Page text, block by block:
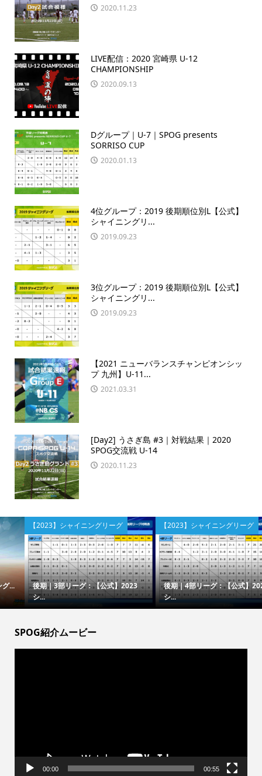
2020.11.23
LIVE配信：2020 宮崎県 U-12
CHAMPIONSHIP
2020.09.13
Dグループ｜U-7｜SPOG presents
SORRISO CUP
2020.01.13
4位グループ：2019 後期順位別L【公式】
シャイニングリ...
2019.09.23
3位グループ：2019 後期順位別L【公式】
シャイニングリ...
2019.09.23
【2021 ニューバランスチャンピオンシッ
プ 九州】U-11...
2021.03.31
[Day2] うさぎ島 #3｜対戦結果｜2020
SPOG交流戦 U-14
2020.11.23
【2023】シャイニングリーグ
後期｜3部リーグ：【公式】2023
シ...
【2023】シャイニングリーグ
後期｜4部リーグ：【公式】2023
シ...
SPOG紹介ムービー
00:00 00:55